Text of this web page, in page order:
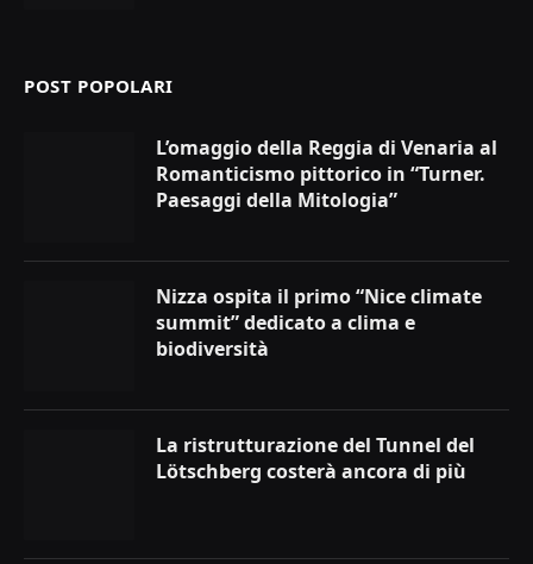
POST POPOLARI
L’omaggio della Reggia di Venaria al
Romanticismo pittorico in “Turner.
Paesaggi della Mitologia”
Nizza ospita il primo “Nice climate
summit” dedicato a clima e
biodiversità
La ristrutturazione del Tunnel del
Lötschberg costerà ancora di più